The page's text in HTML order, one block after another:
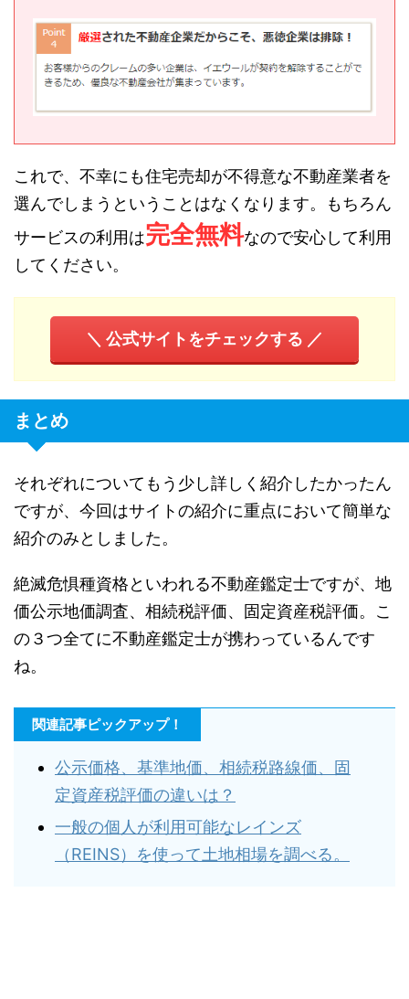
これで、不幸にも住宅売却が不得意な不動産業者を
選んでしまうということはなくなります。もちろん
サービスの利用は完全無料なので安心して利用
してください。
＼ 公式サイトをチェックする ／
まとめ
それぞれについてもう少し詳しく紹介したかったん
ですが、今回はサイトの紹介に重点において簡単な
紹介のみとしました。
絶滅危惧種資格といわれる不動産鑑定士ですが、地
価公示地価調査、相続税評価、固定資産税評価。こ
の３つ全てに不動産鑑定士が携わっているんです
ね。
関連記事ピックアップ！
公示価格、基準地価、相続税路線価、固
定資産税評価の違いは？
一般の個人が利用可能なレインズ
（REINS）を使って土地相場を調べる。